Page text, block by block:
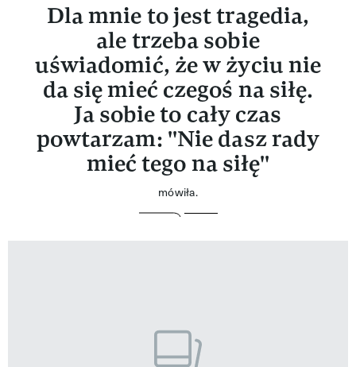
Dla mnie to jest tragedia,
ale trzeba sobie
uświadomić, że w życiu nie
da się mieć czegoś na siłę.
Ja sobie to cały czas
powtarzam: ''Nie dasz rady
mieć tego na siłę''
mówiła.